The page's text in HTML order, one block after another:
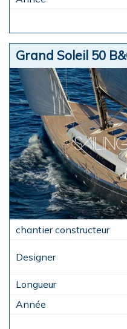
Grand Soleil 50